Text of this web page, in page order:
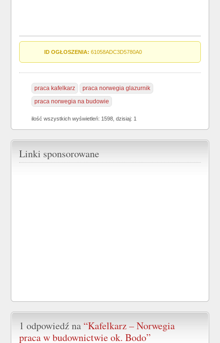
ID OGŁOSZENIA: 61058ADC3D5780A0
praca kafelkarz
praca norwegia glazurnik
praca norwegia na budowie
ilość wszystkich wyświetleń: 1598, dzisiaj: 1
Linki sponsorowane
1 odpowiedź na “Kafelkarz – Norwegia
praca w budownictwie ok. Bodo”